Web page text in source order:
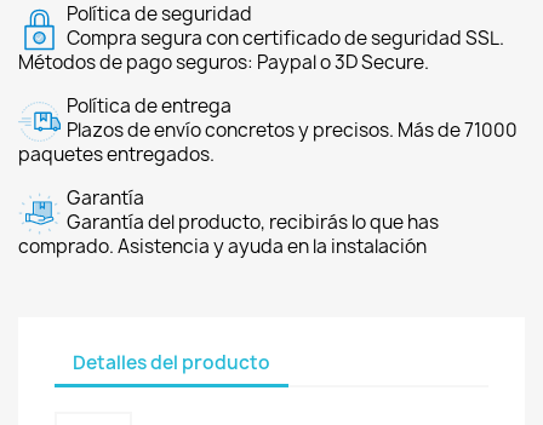
Política de seguridad
Compra segura con certificado de seguridad SSL.
Métodos de pago seguros: Paypal o 3D Secure.
Política de entrega
Plazos de envío concretos y precisos. Más de 71000
paquetes entregados.
Garantía
Garantía del producto, recibirás lo que has
comprado. Asistencia y ayuda en la instalación
Detalles del producto